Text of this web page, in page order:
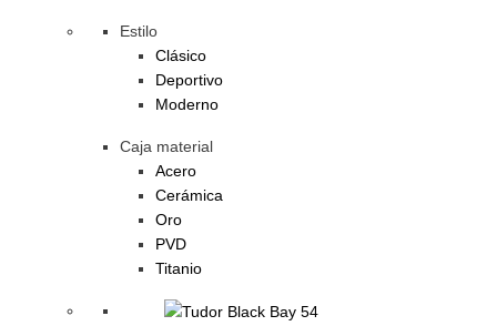
Estilo
Clásico
Deportivo
Moderno
Caja material
Acero
Cerámica
Oro
PVD
Titanio